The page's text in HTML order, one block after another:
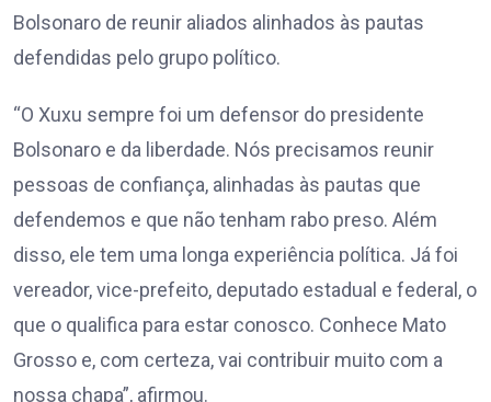
Bolsonaro de reunir aliados alinhados às pautas
defendidas pelo grupo político.
“O Xuxu sempre foi um defensor do presidente
Bolsonaro e da liberdade. Nós precisamos reunir
pessoas de confiança, alinhadas às pautas que
defendemos e que não tenham rabo preso. Além
disso, ele tem uma longa experiência política. Já foi
vereador, vice-prefeito, deputado estadual e federal, o
que o qualifica para estar conosco. Conhece Mato
Grosso e, com certeza, vai contribuir muito com a
nossa chapa”, afirmou.